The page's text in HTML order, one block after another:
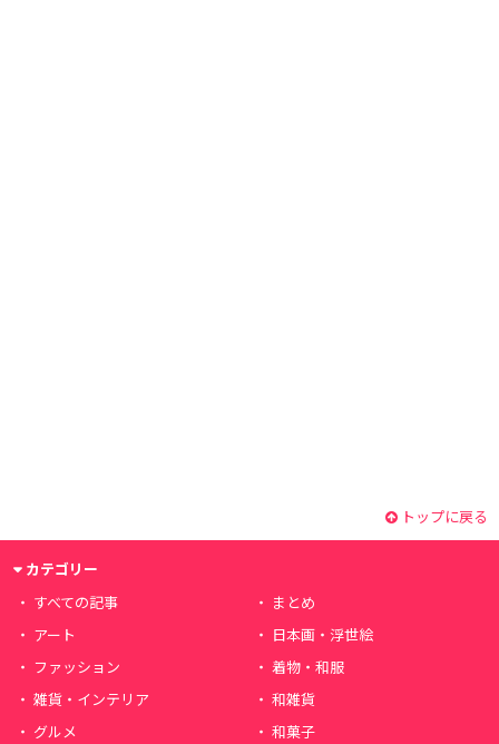
トップに戻る
カテゴリー
すべての記事
まとめ
アート
日本画・浮世絵
ファッション
着物・和服
雑貨・インテリア
和雑貨
グルメ
和菓子